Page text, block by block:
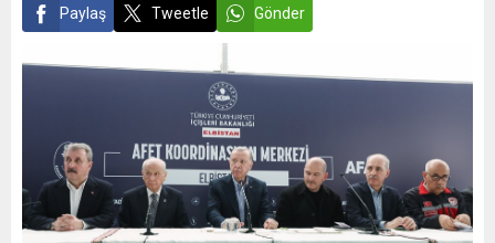
Paylaş Tweetle Gönder